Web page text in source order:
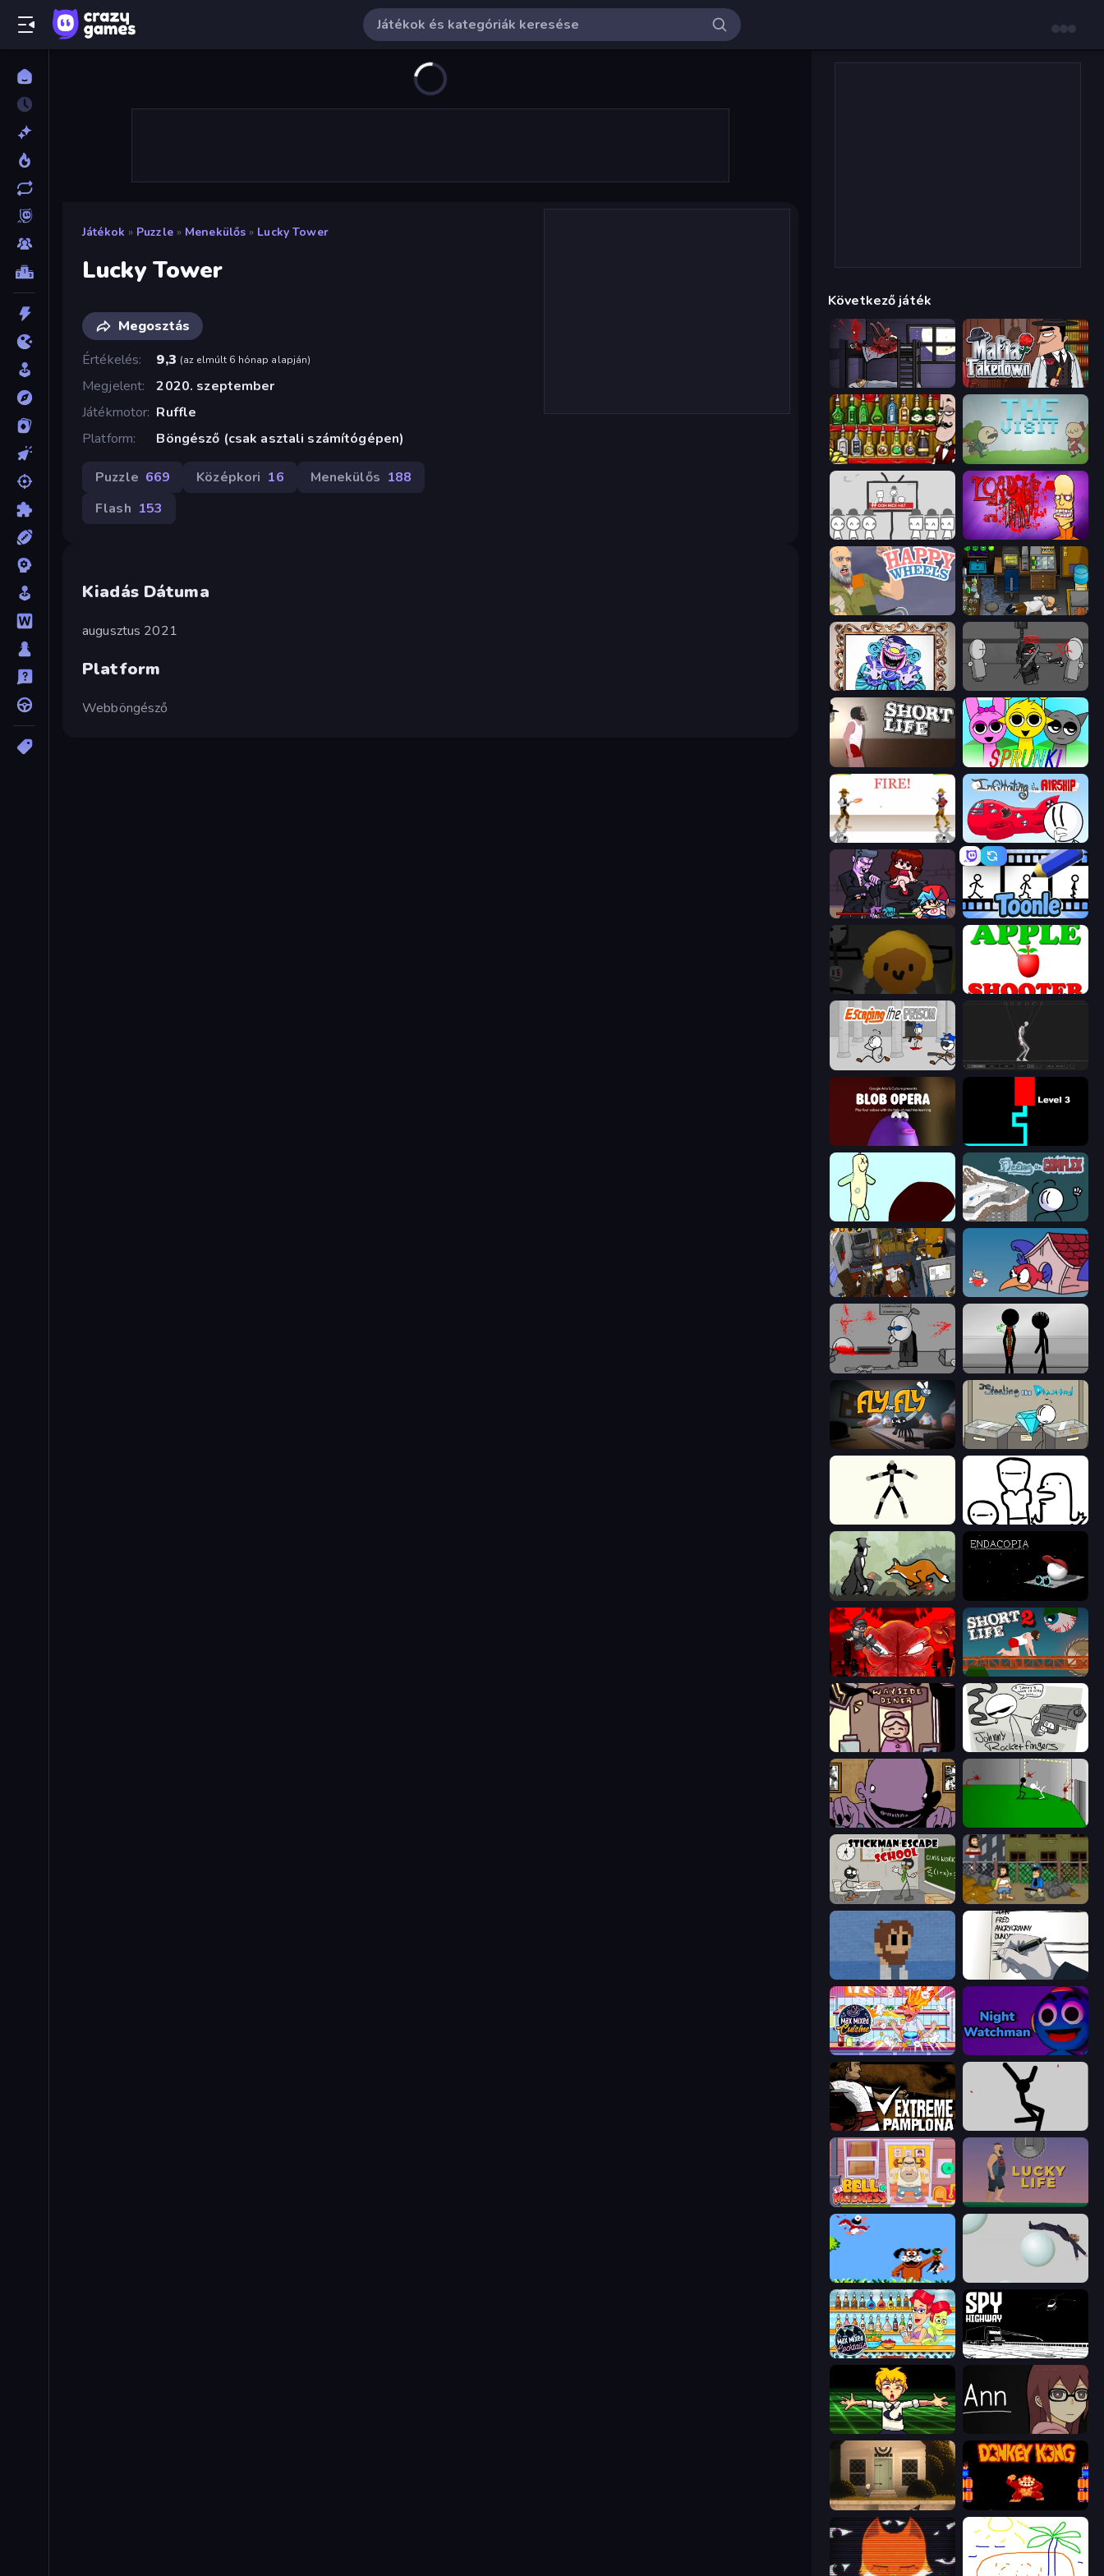
Játékok » Puzzle » Menekülős » Lucky Tower
Lucky Tower
Megosztás
Értékelés
9,3 (az elmúlt 6 hónap alapján)
Megjelent
2020. szeptember
Játékmotor Ruffle
Platform
Böngésző (csak asztali számítógépen)
Puzzle 669 Középkori 16 Menekülős 188
Flash 153
Kiadás Dátuma
augusztus 2021
Platform
Webböngésző
Következő játék
The Visitor Mafia Takedown
Bartender The Right Mix The Visit
We Become What We Behold Load Up and Kill
Happy Wheels Foreign Creature
Exhibit of Sorrows Madness Project Nexus
Short Life Sprunki
Gunblood Infiltrating the Airship
Friday Night Funkin' Toonle
Apple Shooter
Escaping the Prison Skeleton Simulator
Blob Opera Scary Maze
Doodieman Voodoo Fleeing the Complex
Foreign Creature 2 Cuphead
Madness Deathwish Stick Figure Penalty 2
Fly for Fly Stealing the Diamond
Stick Animator I Don't Even Know
The Illusionist's Dream Endacopia
Madness Accelerant Short Life 2
Diner in the Storm Johnny Rocketfingers
The Owner Is Dead
Stickman Escape School Hobo
Death Note Type
Max Mixed Cuisine
Extreme Pamplona
Bell Madness Lucky Life
Duck Hunt
Max Mixed Cocktails Spy Highway
Chainsaw Dance
Once Upon A Coma Donkey Kong Returns